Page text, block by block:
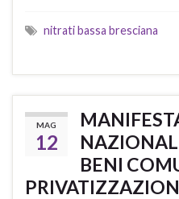
nitrati bassa bresciana
MAG
12
BENI